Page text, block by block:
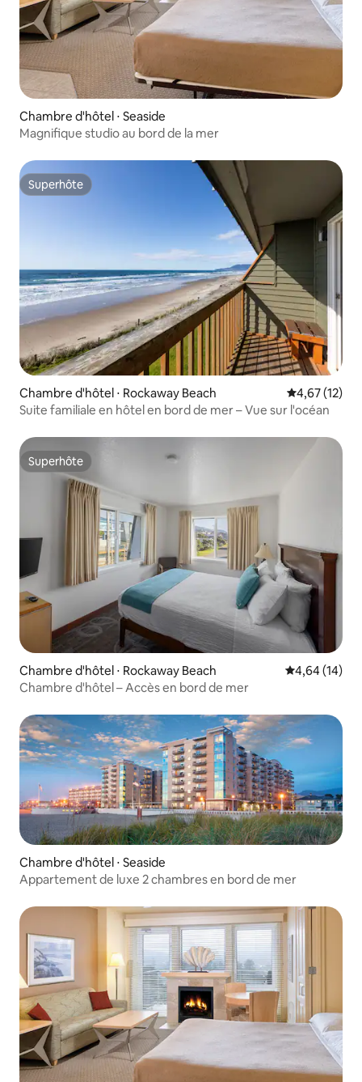
Chambre d'hôtel ⋅ Seaside
Magnifique studio au bord de la mer
Superhôte
Superhôte
Chambre d'hôtel ⋅ Rockaway Beach Évaluation
4,67 (12)
Suite familiale en hôtel en bord de mer – Vue sur l'océan
Superhôte
Superhôte
Chambre d'hôtel ⋅ Rockaway Beach Évaluation
4,64 (14)
Chambre d'hôtel – Accès en bord de mer
Chambre d'hôtel ⋅ Seaside
Appartement de luxe 2 chambres en bord de mer